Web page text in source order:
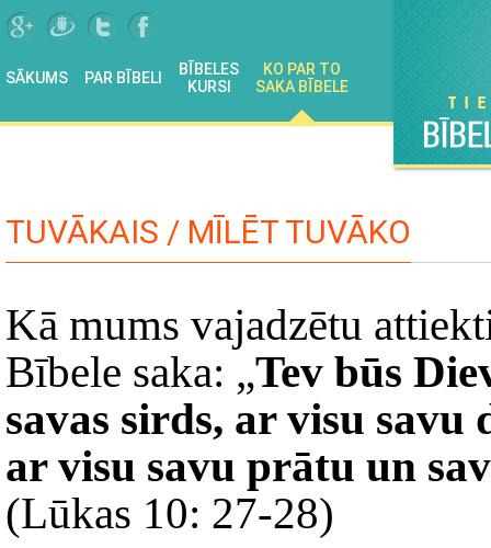
SĀKUMS PAR BĪBELI
BĪBELES
KURSI
KO PAR TO
SAKA BĪBELE
TUVĀKAIS / MĪLĒT TUVĀKO
Kā mums vajadzētu
Bībele saka: „Tev būs
savas sirds, ar visu savu
ar visu savu prātu un
(Lūkas 10: 27-28)